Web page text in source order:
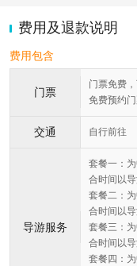
费用及退款说明
费用包含
门票
门票免费
免费预约
交通 自行前往
导游服务
套餐一：
合时间以导
套餐二：
合时间以导
套餐三：
合时间以导
套餐四：